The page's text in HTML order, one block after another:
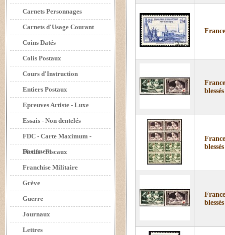
Carnets Personnages
Carnets d'Usage Courant
Coins Datés
Colis Postaux
Cours d'Instruction
Entiers Postaux
Epreuves Artiste - Luxe
Essais - Non dentelés
FDC - Carte Maximum -
Document
Fictifs - Fiscaux
Franchise Militaire
Grève
Guerre
Journaux
Lettres